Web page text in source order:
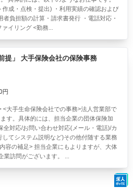
作成・点検・提出) ・利用実績の確認および
者負担額の計算・請求書発行 ・電話対応・
イリング <勤務...
提」 大手保険会社の保険事務
円
<大手生命保険会社での事務>法人営業部で
す。具体的には、担当企業の団体保険加
全対応/お問い合わせ対応(メール・電話)/カ
てシステム説明など)その他付随する業務
容の補足> 担当企業にもよりますが、大体
業訪問がございます。 ...